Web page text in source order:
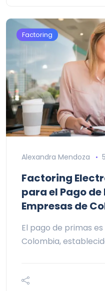
Factoring
Alexandra Mendoza
Factoring
para el Pago
Empresas de
El pago de primas
Colombia,